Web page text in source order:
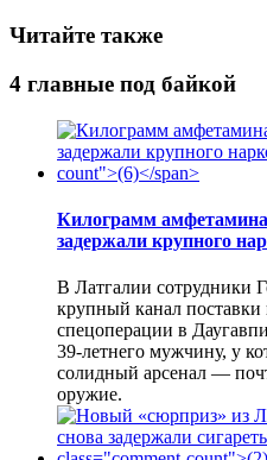
Читайте также
4 главные под байкой
Килограмм
задержали крупного
В Латгалии сотрудники
крупный канал
спецоперации в
39-летнего мужчину, у
солидный арсенал —
оружие.